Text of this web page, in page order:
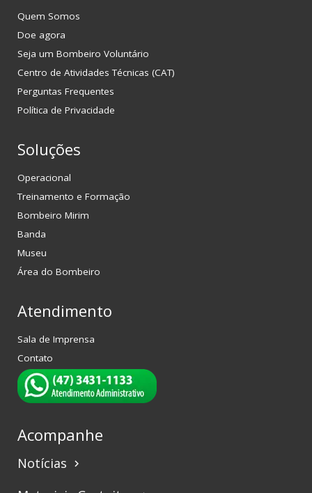
Quem Somos
Doe agora
Seja um Bombeiro Voluntário
Centro de Atividades Técnicas (CAT)
Perguntas Frequentes
Política de Privacidade
Soluções
Operacional
Treinamento e Formação
Bombeiro Mirim
Banda
Museu
Área do Bombeiro
Atendimento
Sala de Imprensa
Contato
Acompanhe
Notícias keyboard_arrow_right